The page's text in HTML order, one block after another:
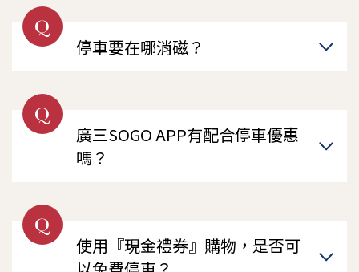
Q
停車要在哪消磁？
Q
廣三SOGO APP有配合停車優惠
嗎？
Q
使用『現金禮券』購物，是否可